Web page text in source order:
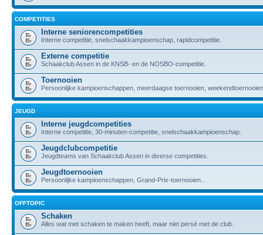
COMPETITIES
Interne seniorencompetities
Interne competitie, snelschaakkampioenschap, rapidcompetitie.
Externe competitie
Schaakclub Assen in de KNSB- en de NOSBO-competitie.
Toernooien
Persoonlijke kampioenschappen, meerdaagse toernooien,
JEUGD
Interne jeugdcompetities
Interne competitie, 30-minuten-competitie, snelschaakkampioenschap.
Jeugdclubcompetitie
Jeugdteams van Schaakclub Assen in diverse competities.
Jeugdtoernooien
Persoonlijke kampioenschappen, Grand-Prix-toernooien...
OFFTOPIC
Schaken
Alles wat met schaken te maken heeft, maar niet persé met de club.